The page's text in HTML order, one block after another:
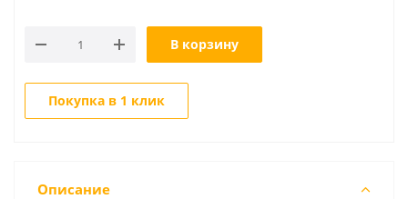
В корзину
Покупка в 1 клик
Описание